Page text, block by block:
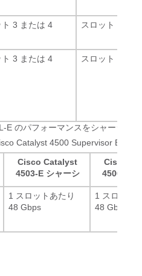
ト 3 または 4 スロット 3 ま
ト 3 または 4 スロット 3 ま
E のパフォーマンスをシャーシ別
Catalyst 4500 Supervisor
Cisco Catalyst
4503-E シャーシ
Cisco
4506-E
1 スロットあたり
48 Gbps
1 スロット
48 Gbps